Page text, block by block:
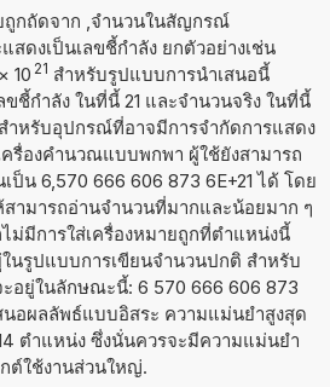
ถูกถัดจาก ,จำนวนในสัญกรณ์
ดงเป็นเลขชี้กำลัง ยกตัวอย่างเช่น
× 10 21 สำหรับรูปแบบการนำเสนอนี้
ชี้กำลัง ในที่นี้ 21 และจำนวนจริง ในที่นี้
ำหรับอุปกรณ์ที่อาจมีการจำกัดการแสดง
ครื่องคำนวณแบบพกพา ผู้ใช้ยังสามารถ
ป็น 6,570 666 606 873 6E+21 ได้ โดย
สามารถอ่านจำนวนที่มากและน้อยมาก ๆ
ม่มีการใส่เครื่องหมายถูกที่ตำแหน่งนี้
นรูปแบบการเขียนจำนวนปกติ สำหรับ
อยู่ในลักษณะนี้: 6 570 666 606 873
นอผลลัพธ์แบบอิสระ ความแม่นยำสูงสุด
ตำแหน่ง ซึ่งนั่นควรจะมีความแม่นยำ
ต์ใช้งานส่วนใหญ่.